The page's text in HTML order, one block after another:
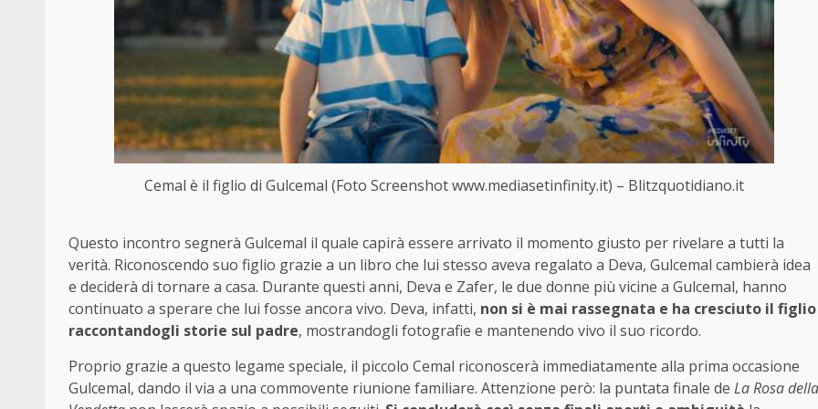
Cemal è il figlio di Gulcemal (Foto Screenshot www.mediasetinfinity.it) – Blitzquotidiano.it
Questo incontro segnerà Gulcemal il quale capirà essere arrivato il momento giusto per rivelare a tutti la
verità. Riconoscendo suo figlio grazie a un libro che lui stesso aveva regalato a Deva, Gulcemal cambierà idea
e deciderà di tornare a casa. Durante questi anni, Deva e Zafer, le due donne più vicine a Gulcemal, hanno
continuato a sperare che lui fosse ancora vivo. Deva, infatti, non si è mai rassegnata e ha cresciuto il figlio
raccontandogli storie sul padre, mostrandogli fotografie e mantenendo vivo il suo ricordo.
Proprio grazie a questo legame speciale, il piccolo Cemal riconoscerà immediatamente alla prima occasione
Gulcemal, dando il via a una commovente riunione familiare. Attenzione però: la puntata finale de La Rosa della